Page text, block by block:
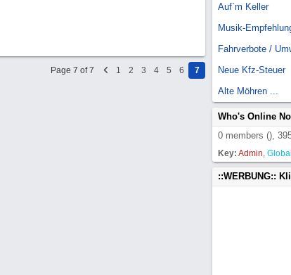
Page 7 of 7 1 2 3 4 5 6 7
Auf`m Keller
Musik-
Fahrverbote /
Neue Kfz-Steuer
Alte Möhren ...
Who's Online
0 members (),
Key: Admin,
::WERBUNG::